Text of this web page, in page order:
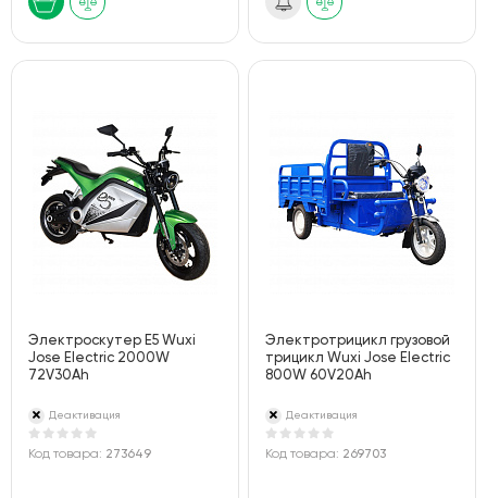
Электроскутер E5 Wuxi
Jose Electric 2000W
72V30Ah
Деактивация
Код товара: 273649
Электротрицикл грузовой
трицикл Wuxi Jose Electric
800W 60V20Ah
Деактивация
Код товара: 269703